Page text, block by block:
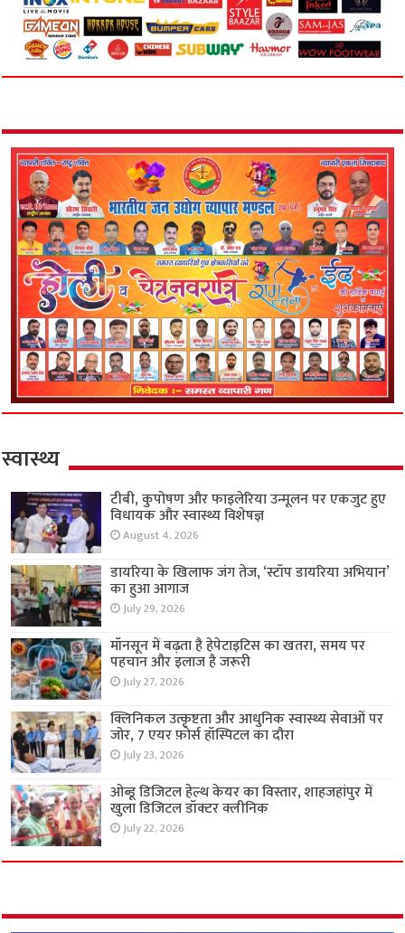
स्वास्थ्य
टीबी, कुपोषण और फाइलेरिया उन्मूलन पर एकजुट हुए
विधायक और स्वास्थ्य विशेषज्ञ
August 4, 2026
डायरिया के खिलाफ जंग तेज, ‘स्टॉप डायरिया अभियान’
का हुआ आगाज
July 29, 2026
मॉनसून में बढ़ता है हेपेटाइटिस का खतरा, समय पर
पहचान और इलाज है जरूरी
July 27, 2026
क्लिनिकल उत्कृष्टता और आधुनिक स्वास्थ्य सेवाओं पर
जोर, 7 एयर फ़ोर्स हॉस्पिटल का दौरा
July 23, 2026
ओब्डू डिजिटल हेल्थ केयर का विस्तार, शाहजहांपुर में
खुला डिजिटल डॉक्टर क्लीनिक
July 22, 2026